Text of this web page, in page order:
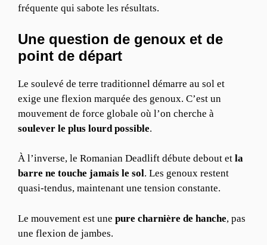
fréquente qui sabote les résultats.
Une question de genoux et de
point de départ
Le soulevé de terre traditionnel démarre au sol et
exige une flexion marquée des genoux. C’est un
mouvement de force globale où l’on cherche à
soulever le plus lourd possible.
À l’inverse, le Romanian Deadlift débute debout et la
barre ne touche jamais le sol. Les genoux restent
quasi-tendus, maintenant une tension constante.
Le mouvement est une pure charnière de hanche, pas
une flexion de jambes.